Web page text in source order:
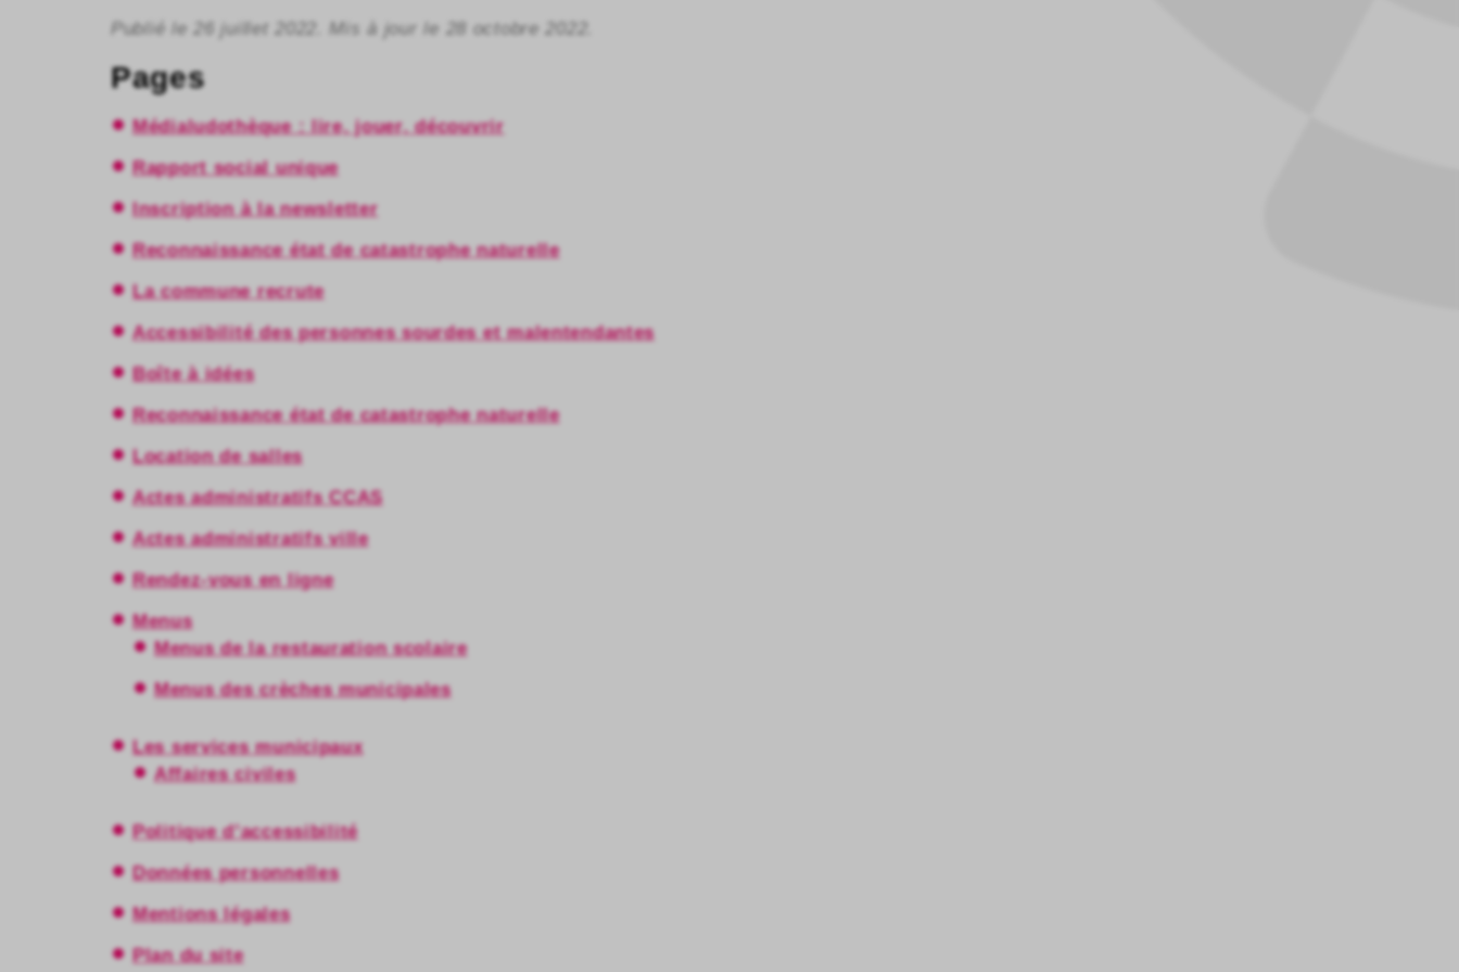
Publié le 26 juillet 2022. Mis à jour le 28 octobre 2022.
Pages
Médialudothèque : lire, jouer, découvrir
Rapport social unique
Inscription à la newsletter
Reconnaissance état de catastrophe naturelle
La commune recrute
Accessibilité des personnes sourdes et malentendantes
Boîte à idées
Reconnaissance état de catastrophe naturelle
Location de salles
Actes administratifs CCAS
Actes administratifs ville
Rendez-vous en ligne
Menus
Menus de la restauration scolaire
Menus des crèches municipales
Les services municipaux
Affaires civiles
Politique d’accessibilité
Données personnelles
Mentions légales
Plan du site